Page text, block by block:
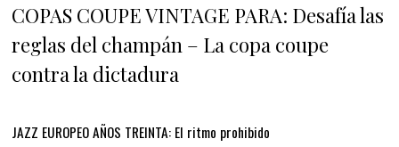
COPAS COUPE VINTAGE PARA: Desafía las
reglas del champán – La copa coupe
contra la dictadura
JAZZ EUROPEO AÑOS TREINTA: El ritmo prohibido